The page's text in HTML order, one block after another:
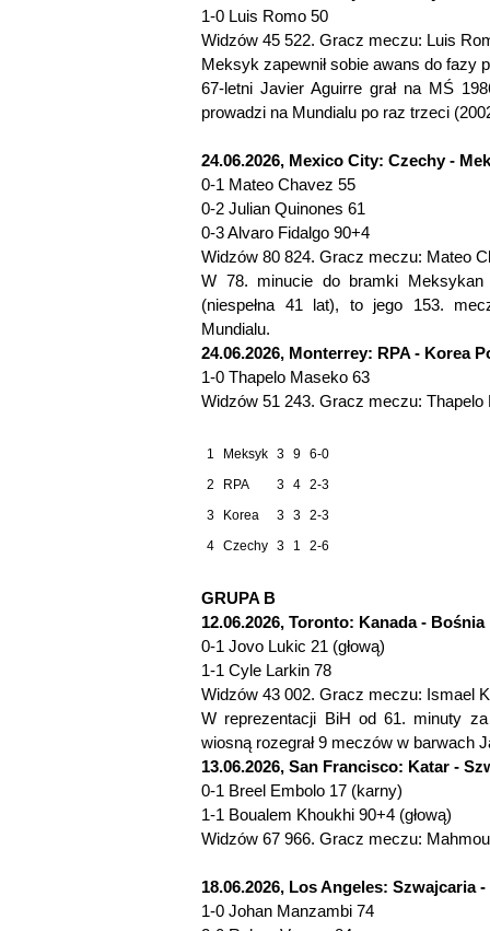
1-0 Luis Romo 50
Widzów 45 522. Gracz meczu: Luis
Meksyk zapewnił sobie awans do fazy
67-letni Javier Aguirre grał na MŚ
prowadzi na Mundialu po raz trzeci
24.06.2026, Mexico City: Czechy -
0-1 Mateo Chavez 55
0-2 Julian Quinones 61
0-3 Alvaro Fidalgo 90+4
Widzów 80 824. Gracz meczu: Mateo
W 78. minucie do bramki Meksykan
(niespełna 41 lat), to jego 153.
Mundialu.
24.06.2026, Monterrey: RPA - Korea
1-0 Thapelo Maseko 63
Widzów 51 243. Gracz meczu: Thapelo
1 Meksyk 3 9 6-0
2
RPA 3 4 2-3
3
Korea 3 3 2-3
4 Czechy 3 1 2-6
GRUPA B
12.06.2026, Toronto: Kanada -
0-1 Jovo Lukic 21 (głową)
1-1 Cyle Larkin 78
Widzów 43 002. Gracz meczu: Ismael
W reprezentacji BiH od 61. minuty
wiosną rozegrał 9 meczów w barwach
13.06.2026, San Francisco: Katar -
0-1 Breel Embolo 17 (karny)
1-1 Boualem Khoukhi 90+4 (głową)
Widzów 67 966. Gracz meczu:
18.06.2026, Los Angeles: Szwajcaria
1-0 Johan Manzambi 74